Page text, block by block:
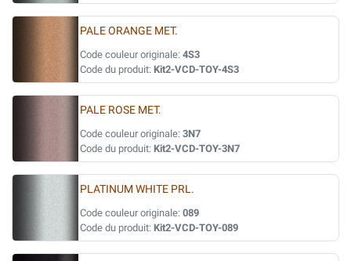
PALE ORANGE MET.
Code couleur originale: 4S3
Code du produit: Kit2-VCD-TOY-4S3
PALE ROSE MET.
Code couleur originale: 3N7
Code du produit: Kit2-VCD-TOY-3N7
PLATINUM WHITE PRL.
Code couleur originale: 089
Code du produit: Kit2-VCD-TOY-089